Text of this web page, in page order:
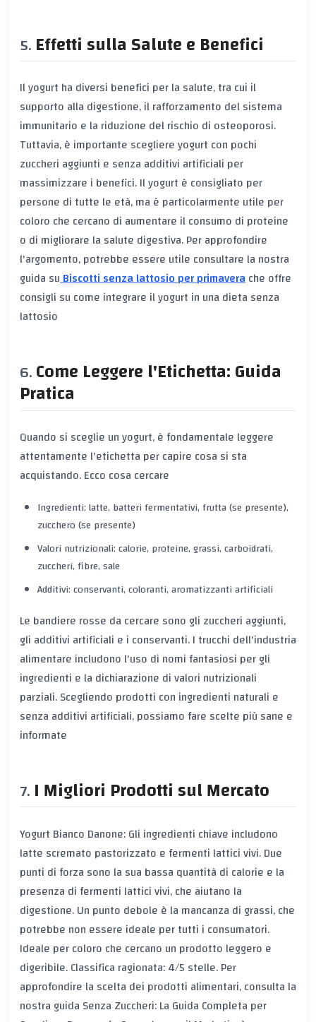
Effetti sulla Salute e Benefici
Il yogurt ha diversi benefici per la salute, tra cui il
supporto alla digestione, il rafforzamento del sistema
immunitario e la riduzione del rischio di osteoporosi.
Tuttavia, è importante scegliere yogurt con pochi
zuccheri aggiunti e senza additivi artificiali per
massimizzare i benefici. Il yogurt è consigliato per
persone di tutte le età, ma è particolarmente utile per
coloro che cercano di aumentare il consumo di proteine
o di migliorare la salute digestiva. Per approfondire
l'argomento, potrebbe essere utile consultare la nostra
guida suBiscotti senza lattosio per primaverache offre
consigli su come integrare il yogurt in una dieta senza
lattosio
Come Leggere l'Etichetta: Guida
Pratica
Quando si sceglie un yogurt, è fondamentale leggere
attentamente l'etichetta per capire cosa si sta
acquistando. Ecco cosa cercare
Ingredienti: latte, batteri fermentativi, frutta (se presente),
zucchero (se presente)
Valori nutrizionali: calorie, proteine, grassi, carboidrati,
zuccheri, fibre, sale
Additivi: conservanti, coloranti, aromatizzanti artificiali
Le bandiere rosse da cercare sono gli zuccheri aggiunti,
gli additivi artificiali e i conservanti. I trucchi dell'industria
alimentare includono l'uso di nomi fantasiosi per gli
ingredienti e la dichiarazione di valori nutrizionali
parziali. Scegliendo prodotti con ingredienti naturali e
senza additivi artificiali, possiamo fare scelte più sane e
informate
I Migliori Prodotti sul Mercato
Yogurt Bianco Danone: Gli ingredienti chiave includono
latte scremato pastorizzato e fermenti lattici vivi. Due
punti di forza sono la sua bassa quantità di calorie e la
presenza di fermenti lattici vivi, che aiutano la
digestione. Un punto debole è la mancanza di grassi, che
potrebbe non essere ideale per tutti i consumatori.
Ideale per coloro che cercano un prodotto leggero e
digeribile. Classifica ragionata: 4/5 stelle. Per
approfondire la scelta dei prodotti alimentari, consulta la
nostra guida Senza Zuccheri: La Guida Completa per